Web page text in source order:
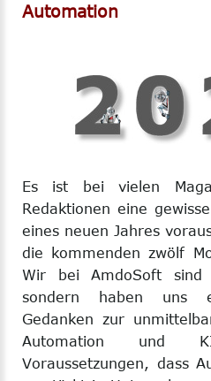
Automation
Es ist bei vielen
Redaktionen eine
eines neuen Jahres
die kommenden zwölf
Wir bei AmdoSoft sind
sondern haben uns
Gedanken zur
Automation und
Voraussetzungen, dass